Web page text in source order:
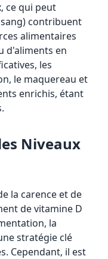
ce qui peut
contribuent
alimentaires
d'aliments en
les
le maquereau et
enrichis, étant
Niveaux
la carence et de
de vitamine D
la
stratégie clé
Cependant, il est